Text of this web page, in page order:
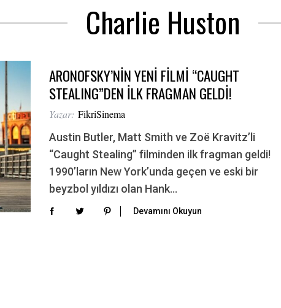
Charlie Huston
ARONOFSKY’NİN YENİ FİLMİ “CAUGHT
STEALING”DEN İLK FRAGMAN GELDİ!
Yazar: FikriSinema
Austin Butler, Matt Smith ve Zoë Kravitz’li
“Caught Stealing” filminden ilk fragman geldi!
1990’ların New York’unda geçen ve eski bir
beyzbol yıldızı olan Hank…
Devamını Okuyun